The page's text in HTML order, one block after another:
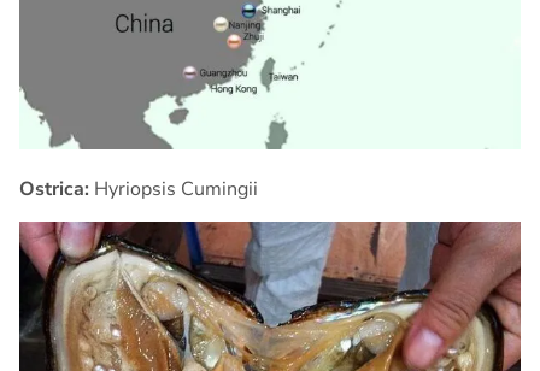
Ostrica: Hyriopsis Cumingii